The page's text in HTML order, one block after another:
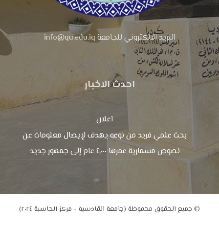
البريد الالكتروني للجامعة info@qu.edu.iq
احدث الاخبار
اعلان
بحث علمي فريد من نوعه يهدف لإيصال معلومات عن
نصوص مسمارية عمرها ٤,٠٠٠ عام إلى جمهور جديد
© جميع الحقوق محفوظة (جامعة القادسية - مركز الحاسبة ٢٠٢٤)